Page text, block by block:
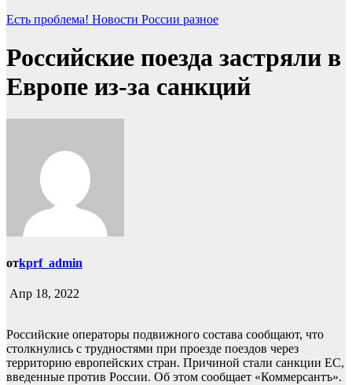
Есть проблема! Новости России разное
Российские поезда застряли в
Европе из-за санкций
отkprf_admin
Апр 18, 2022
Российские операторы подвижного состава сообщают, что
столкнулись с трудностями при проезде поездов через
территорию европейских стран. Причиной стали санкции ЕС,
введенные против России. Об этом сообщает «Коммерсантъ».